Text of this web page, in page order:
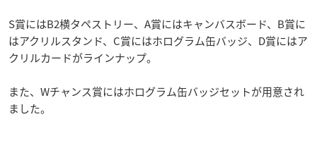
S賞にはB2横タペストリー、A賞にはキャンバスボード、B賞に
はアクリルスタンド、C賞にはホログラム缶バッジ、D賞にはア
クリルカードがラインナップ。
また、Wチャンス賞にはホログラム缶バッジセットが用意され
ました。